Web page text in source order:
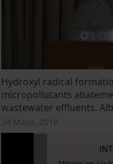
Hydroxyl radical
micropollutants
wastewater effluents.
24 Mayo, 2018